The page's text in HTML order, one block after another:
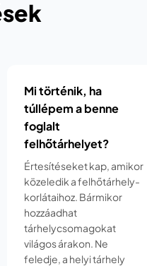
Mi történik, ha
túllépem a benne
foglalt
felhőtárhelyet?
Értesítéseket kap, amikor
közeledik a felhőtárhely-
korlátaihoz. Bármikor
hozzáadhat
tárhelycsomagokat
világos árakon. Ne
feledje, a helyi tárhely